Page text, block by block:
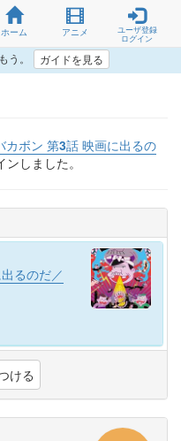
ホーム アニメ
ユーザ登録
ログイン
。 ガイドを見る
カボン 第3話 映画に出るの
しました。
るのだ／
ける